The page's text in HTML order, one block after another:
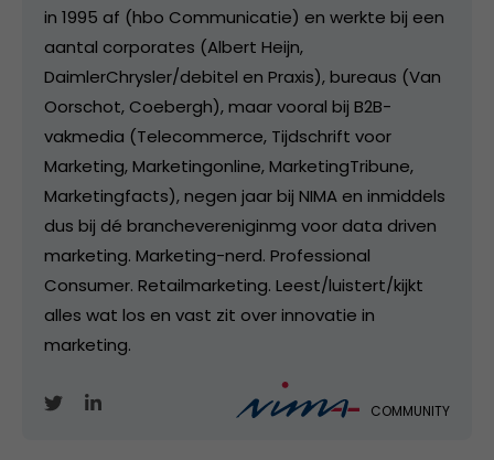
in 1995 af (hbo Communicatie) en werkte bij een
aantal corporates (Albert Heijn,
DaimlerChrysler/debitel en Praxis), bureaus (Van
Oorschot, Coebergh), maar vooral bij B2B-
vakmedia (Telecommerce, Tijdschrift voor
Marketing, Marketingonline, MarketingTribune,
Marketingfacts), negen jaar bij NIMA en inmiddels
dus bij dé branchevereniginmg voor data driven
marketing. Marketing-nerd. Professional
Consumer. Retailmarketing. Leest/luistert/kijkt
alles wat los en vast zit over innovatie in
marketing.
COMMUNITY